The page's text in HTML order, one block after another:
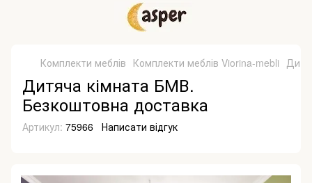
Комплекти меблів Комплекти меблів Viorina-mebli
Дитяча кімната БМВ.
Безкоштовна доставка
Артикул: 75966 Написати відгук